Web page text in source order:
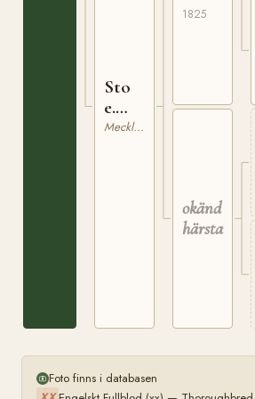
Sto
e.
Boradil
Mecklenburgare
1825
okänd
härstamning
Foto finns i databasen